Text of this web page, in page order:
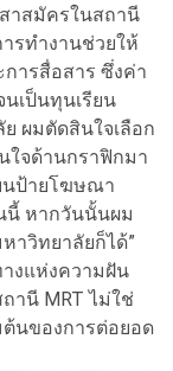
าสมัครในสถานี
รทำงานช่วยให้
ารสื่อสาร ซึ่งค่า
เป็นทุนเรียน
ผมตัดสินใจเลือก
ใจด้านกราฟิกมา
นป้ายโฆษณา
นี้ หากวันนั้นผม
าวิทยาลัยก็ได้”
างแห่งความฝัน
านี MRT ไม่ใช่
ต้นของการต่อยอด